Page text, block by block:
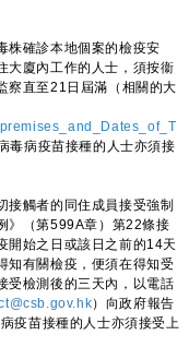
確診本地個案的檢疫安
大廈內工作的人士，須按衞
察直至21日屆滿（相關的大
毒病疫苗接種的人士亦須接
觸者的同住成員接受強制
》（第599A章）第22條接
開始之日或該日之前的14天
知有關檢疫，便須在得知受
受檢測後的三天內，以電話
）向政府報告
疫苗接種的人士亦須接受上